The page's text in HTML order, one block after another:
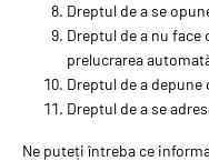
Dreptul de a se
Dreptul de a nu
prelucrarea
Dreptul de a
Dreptul de a se
Ne puteți întreba ce